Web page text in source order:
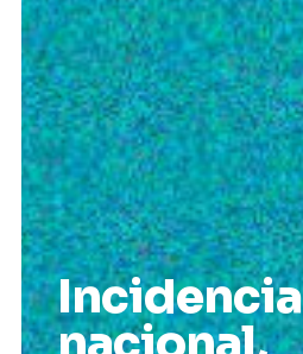
Incidencia